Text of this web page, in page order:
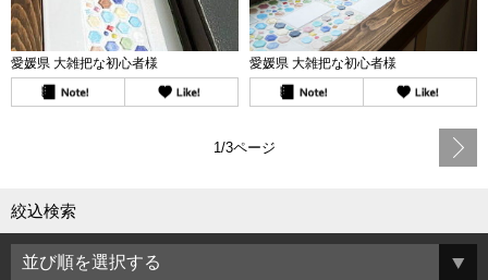
愛媛県 大雑把な初心者様 愛媛県 大雑把な初心者様
1/3ページ
絞込検索